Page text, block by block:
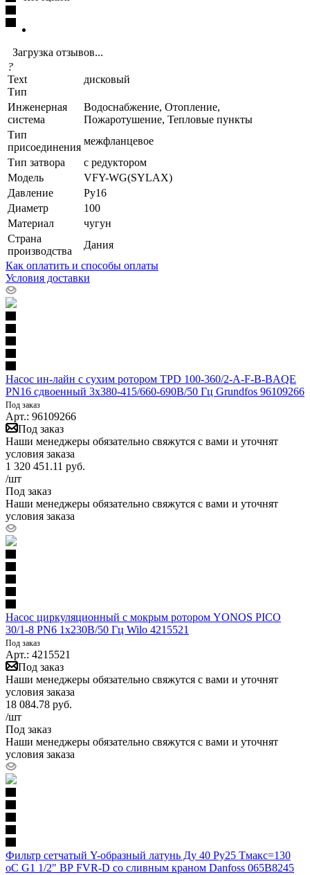
Загрузка отзывов...
?
Text
Тип
дисковый
Инженерная
система
Водоснабжение, Отопление,
Пожаротушение, Тепловые пункты
Тип
присоединения
межфланцевое
Тип затвора
с редуктором
Модель
VFY-WG(SYLAX)
Давление
Ру16
Диаметр
100
Материал
чугун
Страна
производства
Дания
Как оплатить и способы оплаты
Условия доставки
Насос ин-лайн с сухим ротором TPD 100-360/2-A-F-B-BAQE
PN16 сдвоенный 3х380-415/660-690В/50 Гц Grundfos 96109266
Под заказ
Арт.: 96109266
Под заказ
Наши менеджеры обязательно свяжутся с вами и уточнят
условия заказа
1 320 451.11 руб.
/шт
Под заказ
Наши менеджеры обязательно свяжутся с вами и уточнят
условия заказа
Насос циркуляционный с мокрым ротором YONOS PICO
30/1-8 PN6 1х230В/50 Гц Wilo 4215521
Под заказ
Арт.: 4215521
Под заказ
Наши менеджеры обязательно свяжутся с вами и уточнят
условия заказа
18 084.78 руб.
/шт
Под заказ
Наши менеджеры обязательно свяжутся с вами и уточнят
условия заказа
Фильтр сетчатый Y-образный латунь Ду 40 Ру25 Тмакс=130
oC G1 1/2" ВР FVR-D со сливным краном Danfoss 065B8245